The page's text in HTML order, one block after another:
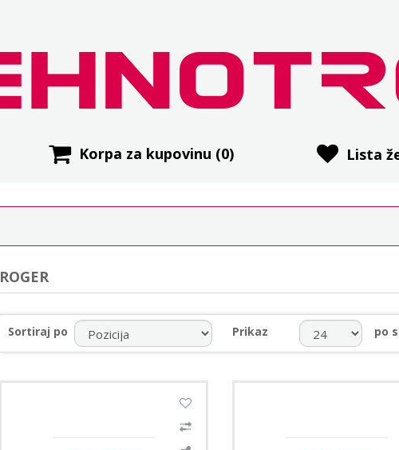
Korpa za kupovinu (0) Lista
ROGER
Sortiraj po Prikaz po
Komplet motora za krilne kapije
Komplet motora za krilne